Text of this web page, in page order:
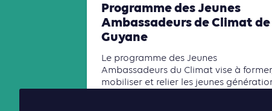
Programme des Jeunes
Ambassadeurs de Climat de
Guyane
Le programme des Jeunes
Ambassadeurs du Climat vise à
mobiliser et relier les jeunes